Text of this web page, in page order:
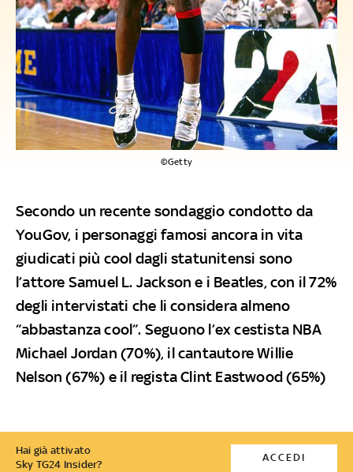
©Getty
Secondo un recente sondaggio condotto da
YouGov, i personaggi famosi ancora in vita
giudicati più cool dagli statunitensi sono
l’attore Samuel L. Jackson e i Beatles, con il 72%
degli intervistati che li considera almeno
“abbastanza cool”. Seguono l’ex cestista NBA
Michael Jordan (70%), il cantautore Willie
Nelson (67%) e il regista Clint Eastwood (65%)
Hai già attivato
Sky TG24 Insider?
ACCEDI